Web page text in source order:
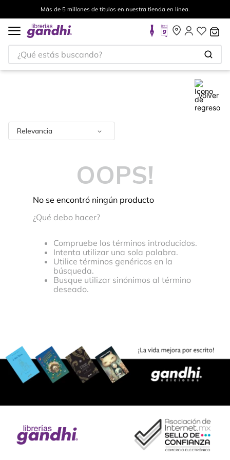
Más de 5 millones de títulos en nuestra tienda en línea.
¿Qué estás buscando?
Volver
Relevancia
OOPS!
No se encontró ningún producto
¿Qué debo hacer?
Compruebe los términos introducidos.
Intenta utilizar una sola palabra.
Utilice términos genéricos en la
búsqueda.
Busque utilizar sinónimos al término
deseado.